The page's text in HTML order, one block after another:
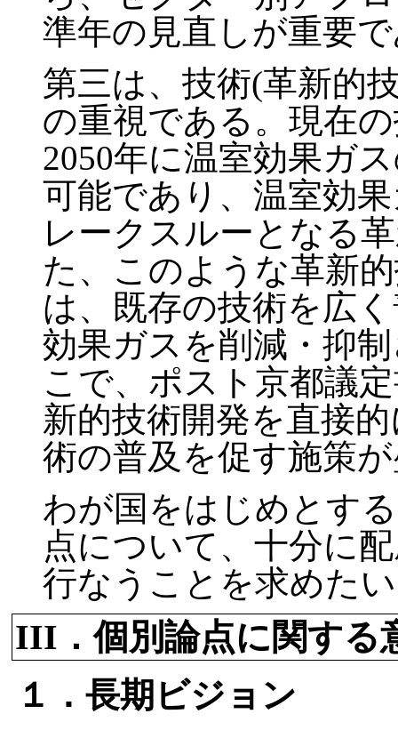
準年の見直しが重要
第三は、技術(革新的
の重視である。現在
2050年に温室効果ガ
可能であり、温室効
レークスルーとなる
た、このような革新
は、既存の技術を広
効果ガスを削減・抑
こで、ポスト京都議
新的技術開発を直接
術の普及を促す施策
わが国をはじめとす
点について、十分に
行なうことを求めた
III．個別論点に関する
１．長期ビジョン